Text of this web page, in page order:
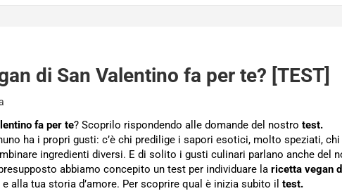
di San Valentino fa per te? [TEST]
fa per te? Scoprilo rispondendo alle domande del nostro test.
ha i propri gusti: c’è chi predilige i sapori esotici, molto speziati,
ingredienti diversi. E di solito i gusti culinari parlano anche del
abbiamo concepito un test per individuare la ricetta vegan
alla tua storia d’amore. Per scoprire qual è inizia subito il test.